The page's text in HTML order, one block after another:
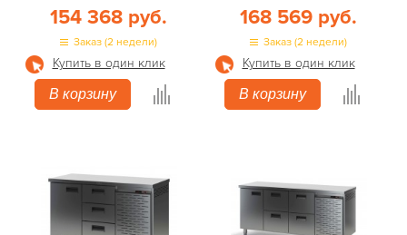
154 368 руб.
Заказ (2 недели)
Купить в один клик
В корзину
168 569 руб.
Заказ (2 недели)
Купить в один клик
В корзину